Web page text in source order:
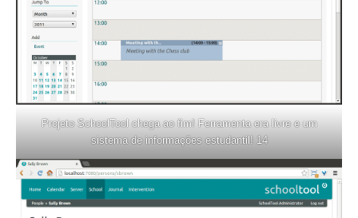
Projeto SchoolTool chega ao fim! Ferramenta era livre e um
sistema de informações estudantil! 14